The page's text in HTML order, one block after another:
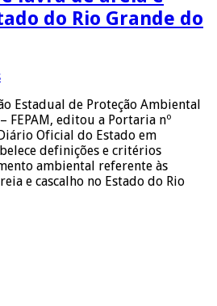
do Rio Grande do
Estadual de Proteção Ambiental
FEPAM, editou a Portaria nº
Oficial do Estado em
definições e critérios
ambiental referente às
e cascalho no Estado do Rio